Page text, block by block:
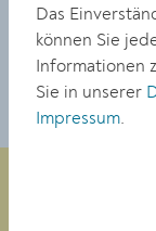
TEILEN
Das
können Sie
Informationen
Sie in unserer
Impressum.